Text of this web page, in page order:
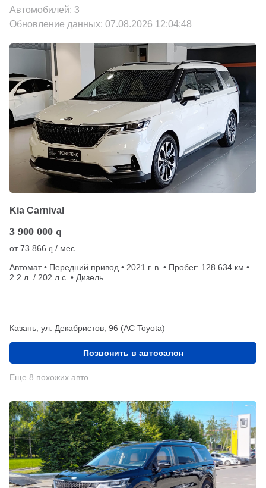
Автомобилей: 3
Обновление данных: 07.08.2026 12:04:48
Kia Carnival
3 900 000 q
от73 866 q / мес.
Автомат • Передний привод • 2021 г. в. • Пробег: 128 634 км •
2.2 л. / 202 л.с. • Дизель
Казань, ул. Декабристов, 96 (АС Toyota)
Позвонить в автосалон
Еще 8 похожих авто